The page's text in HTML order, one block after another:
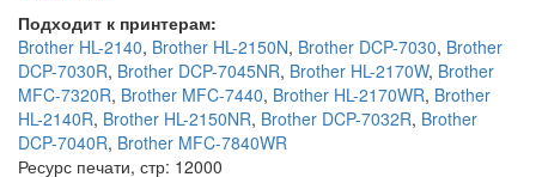
Подходит к принтерам:
Brother HL-2140, Brother HL-2150N, Brother DCP-7030, Brother
DCP-7030R, Brother DCP-7045NR, Brother HL-2170W, Brother
MFC-7320R, Brother MFC-7440, Brother HL-2170WR, Brother
HL-2140R, Brother HL-2150NR, Brother DCP-7032R, Brother
DCP-7040R, Brother MFC-7840WR
Ресурс печати, стр: 12000